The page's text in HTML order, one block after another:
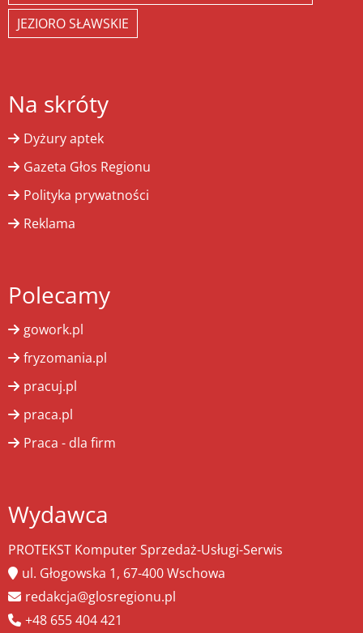
JEZIORO SŁAWSKIE
Na skróty
Dyżury aptek
Gazeta Głos Regionu
Polityka prywatności
Reklama
Polecamy
gowork.pl
fryzomania.pl
pracuj.pl
praca.pl
Praca - dla firm
Wydawca
PROTEKST Komputer Sprzedaż-Usługi-Serwis
ul. Głogowska 1, 67-400 Wschowa
redakcja@glosregionu.pl
+48 655 404 421